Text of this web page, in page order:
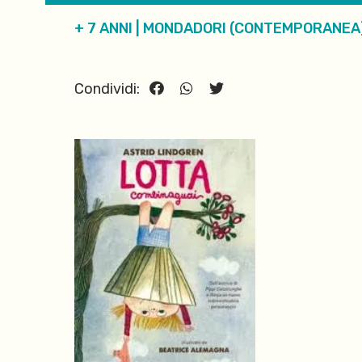
+ 7 ANNI MONDADORI
Condividi: